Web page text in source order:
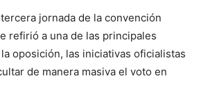
jornada de la convención
refirió a una de las principales
oposición, las iniciativas oficialistas
de manera masiva el voto en